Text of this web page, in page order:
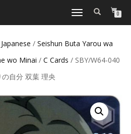
TOGGLE
0
/ Seishun Buta Yarou wa
wo Minai / C Cards / SBY/W64-040
自分 双葉 理央